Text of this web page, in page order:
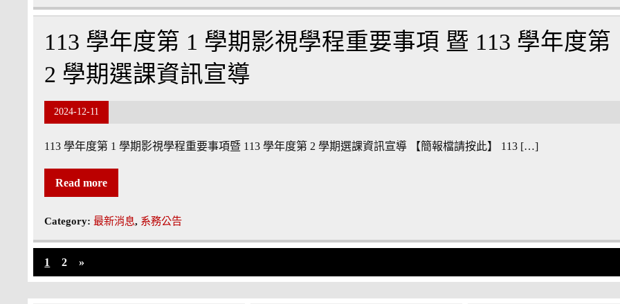
113 學年度第 1 學期影視學程重要事項 暨 113 學年度第
2 學期選課資訊宣導
2024-12-11
113 學年度第 1 學期影視學程重要事項暨 113 學年度第 2 學期選課資訊宣導 【簡報檔請按此】 113 […]
Read more
Category:最新消息, 系務公告
1 2 »